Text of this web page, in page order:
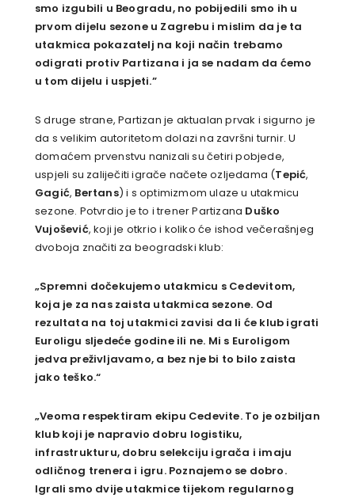
smo izgubili u Beogradu, no pobijedili smo ih u
prvom dijelu sezone u Zagrebu i mislim da je ta
utakmica pokazatelj na koji način trebamo
odigrati protiv Partizana i ja se nadam da ćemo
u tom dijelu i uspjeti.”
S druge strane, Partizan je aktualan prvak i sigurno je
da s velikim autoritetom dolazi na završni turnir. U
domaćem prvenstvu nanizali su četiri pobjede,
uspjeli su zaliječiti igrače načete ozljedama (Tepić,
Gagić, Bertans) i s optimizmom ulaze u utakmicu
sezone. Potvrdio je to i trener Partizana Duško
Vujošević, koji je otkrio i koliko će ishod večerašnjeg
dvoboja značiti za beogradski klub:
„Spremni dočekujemo utakmicu s Cedevitom,
koja je za nas zaista utakmica sezone. Od
rezultata na toj utakmici zavisi da li će klub igrati
Euroligu sljedeće godine ili ne. Mi s Euroligom
jedva preživljavamo, a bez nje bi to bilo zaista
jako teško.“
„Veoma respektiram ekipu Cedevite. To je ozbiljan
klub koji je napravio dobru logistiku,
infrastrukturu, dobru selekciju igrača i imaju
odličnog trenera i igru. Poznajemo se dobro.
Igrali smo dvije utakmice tijekom regularnog